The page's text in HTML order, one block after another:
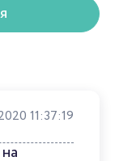
11:37:19